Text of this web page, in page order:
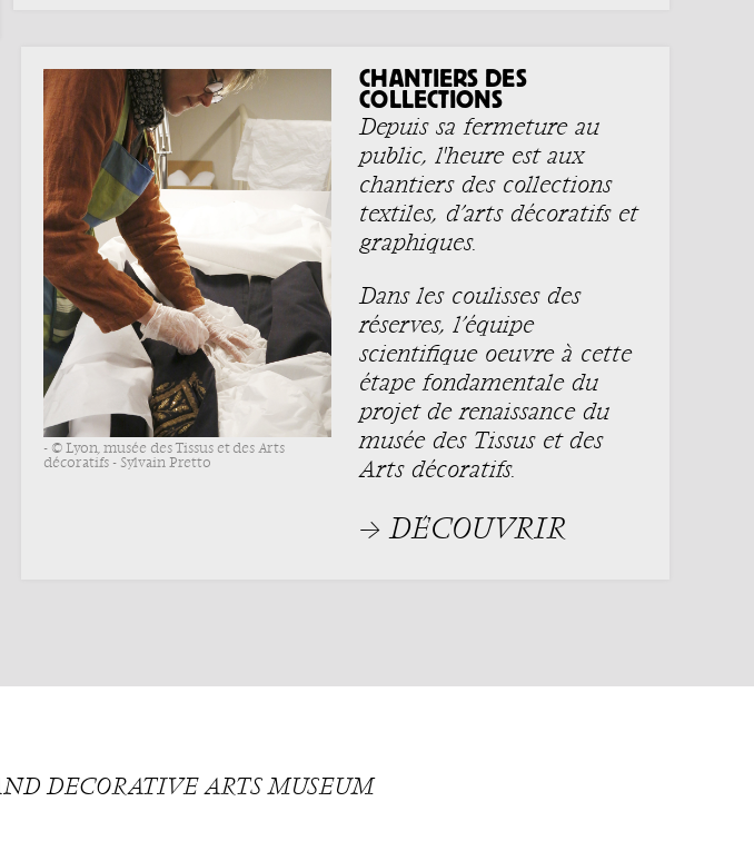
- © Lyon, musée des Tissus et des Arts
décoratifs - Sylvain Pretto
CHANTIERS DES
COLLECTIONS
Depuis sa fermeture au
public, l'heure est aux
chantiers des collections
textiles, d’arts décoratifs et
graphiques.
Dans les coulisses des
réserves, l’équipe
scientifique oeuvre à cette
étape fondamentale du
projet de renaissance du
musée des Tissus et des
Arts décoratifs.
→ DÉCOUVRIR
DECORATIVE ARTS MUSEUM